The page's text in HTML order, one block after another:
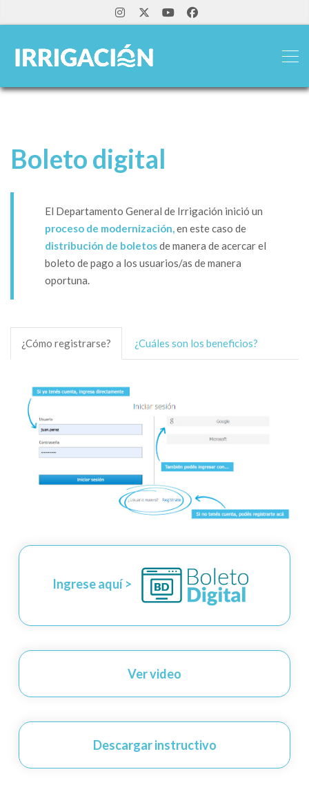
Boleto digital
El Departamento General de Irrigación inició un
proceso de modernización,en este caso de
distribución de boletosde manera de acercar el
boleto de pago a los usuarios/as de manera
oportuna.
¿Cómo registrarse? ¿Cuáles son los beneficios?
Ingrese aquí >
Ver video
Descargar instructivo